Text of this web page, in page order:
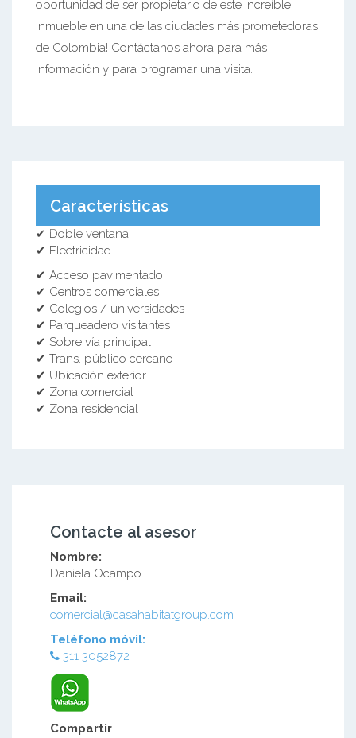
oportunidad de ser propietario de este increíble
inmueble en una de las ciudades más prometedoras
de Colombia! Contáctanos ahora para más
información y para programar una visita.
Características
✔ Doble ventana
✔ Electricidad
✔ Acceso pavimentado
✔ Centros comerciales
✔ Colegios / universidades
✔ Parqueadero visitantes
✔ Sobre vía principal
✔ Trans. público cercano
✔ Ubicación exterior
✔ Zona comercial
✔ Zona residencial
Contacte al asesor
Nombre:
Daniela Ocampo
Email:
comercial@casahabitatgroup.com
Teléfono móvil:
311 3052872
Compartir